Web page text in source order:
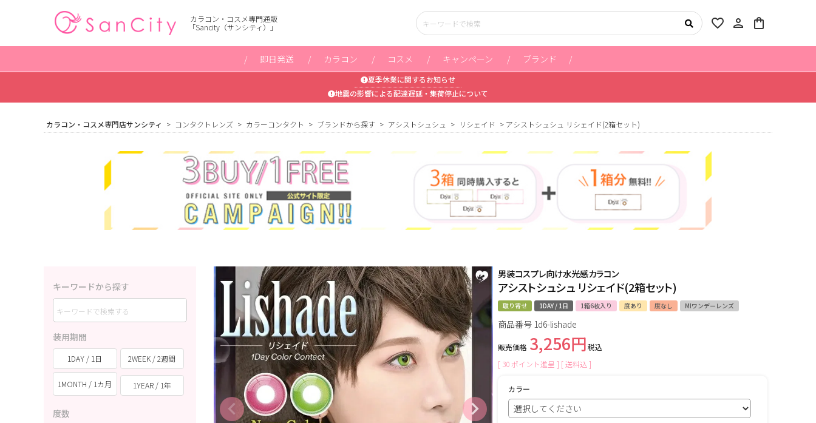
カラコン・コスメ専門通販
「Sancity（サンシティ）」
favorite_border person shopping_bag
即日発送 カラコン コスメ キャンペーン ブランド
夏季休業に関するお知らせ
地震の影響による配達遅延・集荷停止について
カラコン・コスメ専門店サンシティ コンタクトレンズ カラーコンタクト ブランドから探す アシストシュシュ リシェイド アシストシュシュ リシェイド(2箱セット)
キーワードから探す
装用期間
1DAY / 1日 2WEEK / 2週間
1MONTH / 1カ月 1YEAR / 1年
度数
男装コスプレ向け水光感カラコン
アシストシュシュ リシェイド(2箱セット)
取り寄せ 1DAY / 1日 1箱6枚入り 度あり 度なし MIワンデーレンズ
商品番号 1d6-lishade
販売価格 3,256
税込
[ 30 ポイント進呈 ] 送料込
カラー